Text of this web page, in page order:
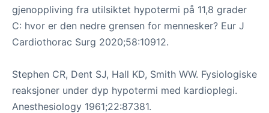
gjenoppliving fra utilsiktet hypotermi på 11,8 grader
C: hvor er den nedre grensen for mennesker? Eur J
Cardiothorac Surg 2020;58:10912.
Stephen CR, Dent SJ, Hall KD, Smith WW. Fysiologiske
reaksjoner under dyp hypotermi med kardioplegi.
Anesthesiology 1961;22:87381.